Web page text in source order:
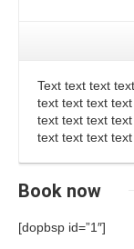
Text text text
text text text
text text text
text text text
Book now
[dopbsp id=”1″]